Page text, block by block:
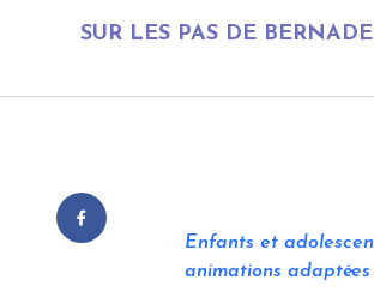
SUR LES PAS DE
Enfants et
animations